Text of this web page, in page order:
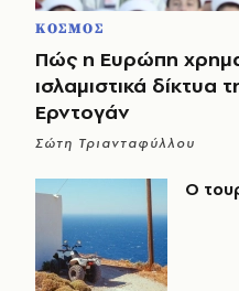
ΚΟΣΜΟΣ
Πώς η Ευρώπη
ισλαμιστικά δίκτυα
Ερντογάν
Σώτη Τριανταφύλλου
Ο